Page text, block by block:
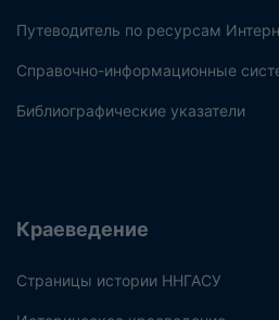
Путеводитель по ресурсам
Справочно-информационные
Библиографические указатели
Краеведение
Страницы истории ННГАСУ